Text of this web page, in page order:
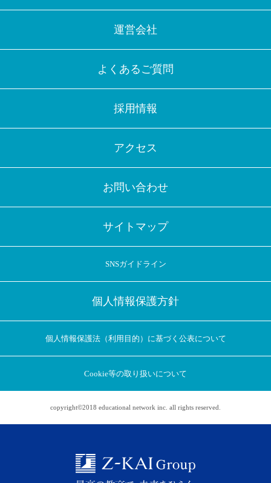
アプリに切り替えてみませんか
運営会社
よくあるご質問
採用情報
アクセス
お問い合わせ
サイトマップ
SNSガイドライン
個人情報保護方針
個人情報保護法（利用目的）に基づく公表について
Cookie等の取り扱いについて
copyright©2018 educational network inc. all rights reserved.